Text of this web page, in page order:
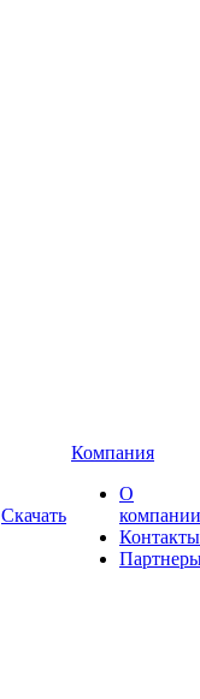
Скачать
Компания
О
компании
Контакты